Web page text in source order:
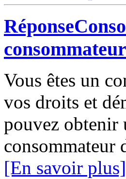
Vous êtes un
vos droits et
pouvez obtenir
consommateur
[En savoir plus]